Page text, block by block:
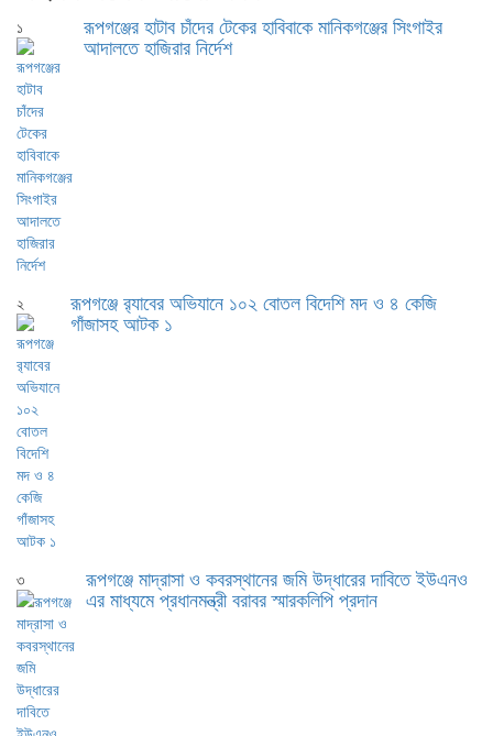
১ রূপগঞ্জের হাটাব চাঁদের টেকের হাবিবাকে মানিকগঞ্জের সিংগাইর
আদালতে হাজিরার নির্দেশ
২ রূপগঞ্জে র‍্যাবের অভিযানে ১০২ বোতল বিদেশি মদ ও ৪ কেজি
গাঁজাসহ আটক ১
৩ রূপগঞ্জে মাদ্রাসা ও কবরস্থানের জমি উদ্ধারের দাবিতে ইউএনও
এর মাধ্যমে প্রধানমন্ত্রী বরাবর স্মারকলিপি প্রদান